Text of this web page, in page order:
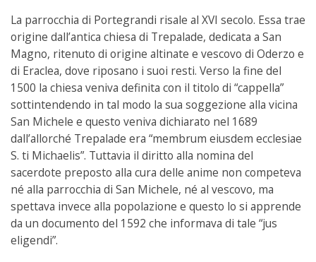
La parrocchia di Portegrandi risale al XVI secolo. Essa trae
origine dall’antica chiesa di Trepalade, dedicata a San
Magno, ritenuto di origine altinate e vescovo di Oderzo e
di Eraclea, dove riposano i suoi resti. Verso la fine del
1500 la chiesa veniva definita con il titolo di “cappella”
sottintendendo in tal modo la sua soggezione alla vicina
San Michele e questo veniva dichiarato nel 1689
dall’allorché Trepalade era “membrum eiusdem ecclesiae
S. ti Michaelis”. Tuttavia il diritto alla nomina del
sacerdote preposto alla cura delle anime non competeva
né alla parrocchia di San Michele, né al vescovo, ma
spettava invece alla popolazione e questo lo si apprende
da un documento del 1592 che informava di tale “jus
eligendi”.